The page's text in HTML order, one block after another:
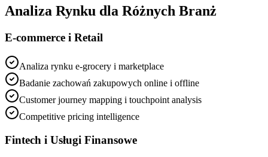
Analiza Rynku dla Różnych Branż
E-commerce i Retail
Analiza rynku e-grocery i marketplace
Badanie zachowań zakupowych online i offline
Customer journey mapping i touchpoint analysis
Competitive pricing intelligence
Fintech i Usługi Finansowe